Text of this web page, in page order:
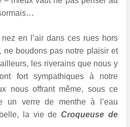
en l’air dans ces rues hors
ne boudons pas notre plaisir et
les riverains que nous y
fort sympathiques à notre
nous offrant même, sous ce
un verre de menthe à l’eau
la vie deCroqueuse de